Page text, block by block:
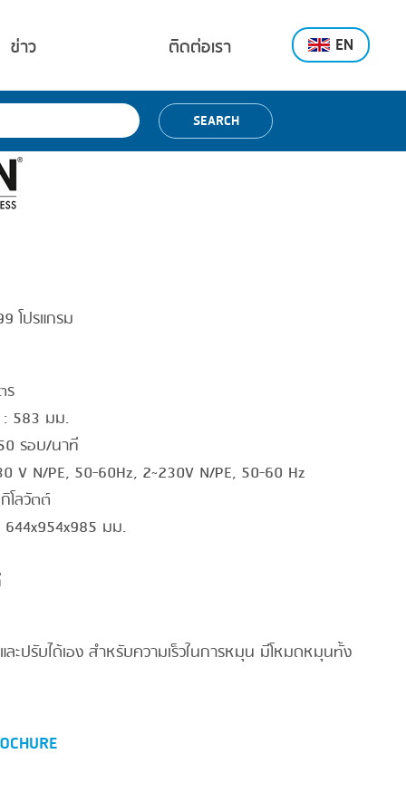
EN
ข่าว ติดต่อเรา
SEARCH
โปรแกรม
ร
583 มม.
รอบ/นาที
V N/PE, 50-60Hz, 2~230V N/PE, 50-60 Hz
โลวัตต์
มม.
ละปรับได้เอง สำหรับความเร็วในการหมุน มีโหมดหมุนทั้ง